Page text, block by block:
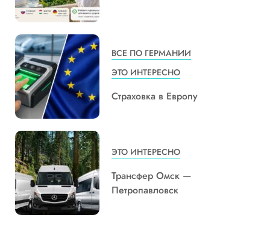
ВСЕ ПО ГЕРМАНИИ
ЭТО ИНТЕРЕСНО
Страховка в Европу
ЭТО ИНТЕРЕСНО
Трансфер Омск —
Петропавловск